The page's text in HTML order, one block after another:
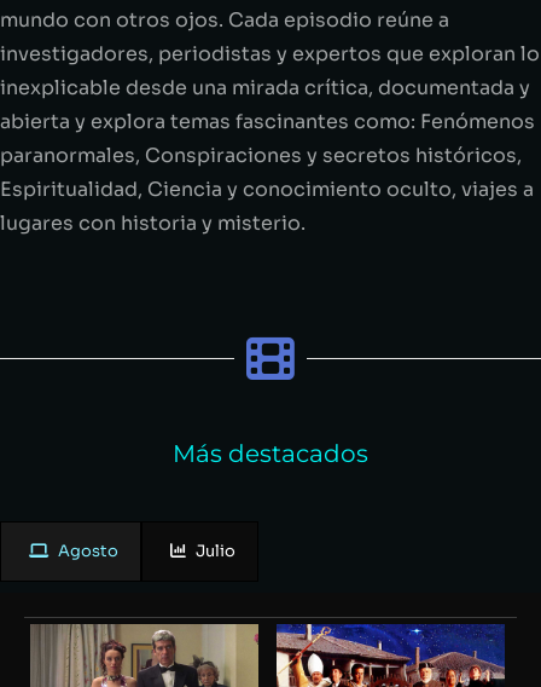
mundo con otros ojos. Cada episodio reúne a
investigadores, periodistas y expertos que exploran lo
inexplicable desde una mirada crítica, documentada y
abierta y explora temas fascinantes como: Fenómenos
paranormales, Conspiraciones y secretos históricos,
Espiritualidad, Ciencia y conocimiento oculto, viajes a
lugares con historia y misterio.
Más destacados
Agosto Julio